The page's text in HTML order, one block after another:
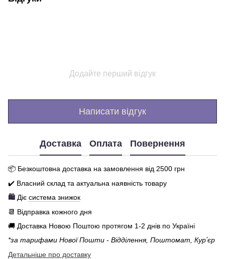
Додайте перший відгук
Написати відгук
Доставка Оплата Повернення
📦 Безкоштовна доставка на замовлення від 2500 грн
✔️ Власний склад та актуальна наявність товару
🛍️ Діє система знижок
📆 Відправка кожного дня
🚚 Доставка Новою Поштою протягом 1-2 днів по Україні
*за тарифами Нової Пошти - Відділення, Поштомат, Курʼєр
Детальніше про доставку